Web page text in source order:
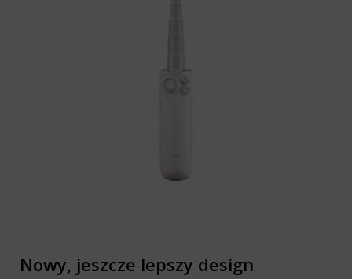
Nowy, jeszcze lepszy design